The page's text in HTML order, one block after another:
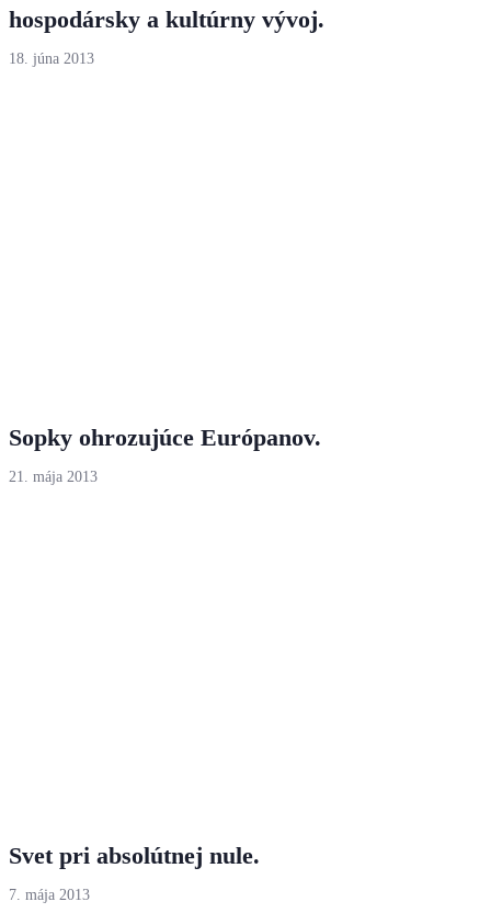
hospodársky a kultúrny vývoj.
18. júna 2013
Sopky ohrozujúce Európanov.
21. mája 2013
Svet pri absolútnej nule.
7. mája 2013